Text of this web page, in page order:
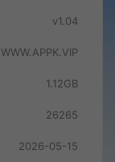
v1.04
WWW.APPK.VIP
1.12GB
26265
2026-05-15